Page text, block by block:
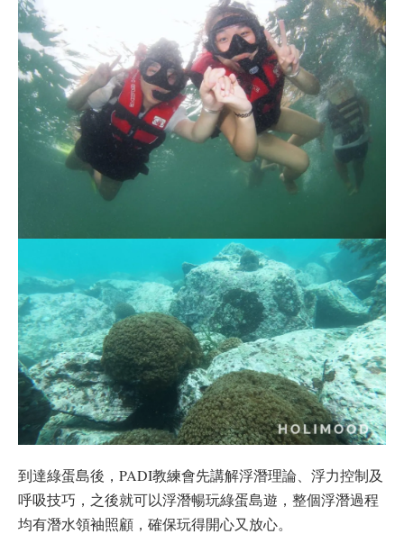
到達綠蛋島後，PADI教練會先講解浮潛理論、浮力控制及
呼吸技巧，之後就可以浮潛暢玩綠蛋島遊，整個浮潛過程
均有潛水領袖照顧，確保玩得開心又放心。